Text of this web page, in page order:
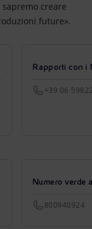
creare
future».
Rapporti con i
+39 06
Numero verde
800940924